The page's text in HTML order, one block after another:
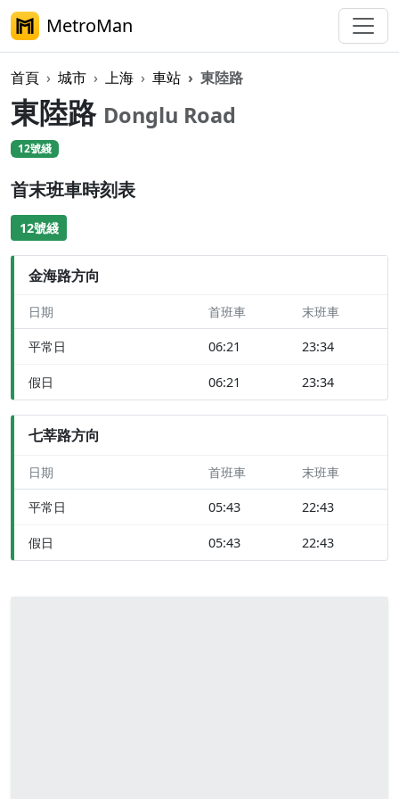
MetroMan
首頁 城市 上海 車站 東陸路
東陸路 Donglu Road
12號綫
首末班車時刻表
12號綫
金海路方向
日期 首班車 末班車
平常日 06:21 23:34
假日 06:21 23:34
七莘路方向
日期 首班車 末班車
平常日 05:43 22:43
假日 05:43 22:43